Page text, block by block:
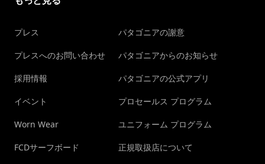
プレス
プレスへのお問い合わせ
採用情報
イベント
Worn Wear
FCDサーフボード
パタゴニアの謝意
パタゴニアからのお知らせ
パタゴニアの公式アプリ
プロセールス プログラム
ユニフォーム プログラム
正規取扱店について